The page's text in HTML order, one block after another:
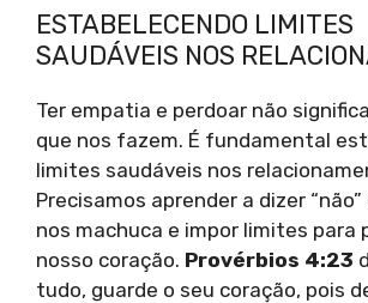
ESTABELECENDO LIMITES
SAUDÁVEIS NOS
Ter empatia e perdoar não
que nos fazem. É fundamental
limites saudáveis nos
Precisamos aprender a dizer
nos machuca e impor limites para
nosso coração. Provérbios 4:23
tudo, guarde o seu coração, pois